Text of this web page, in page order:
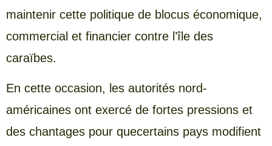
maintenir cette politique de blocus économique,
commercial et financier contre l’île des
caraïbes.
En cette occasion, les autorités nord-
américaines ont exercé de fortes pressions et
des chantages pour quecertains pays modifient